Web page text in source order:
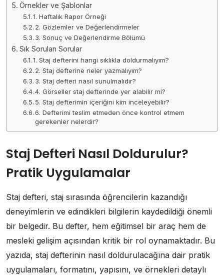
Örnekler ve Şablonlar
1. Haftalık Rapor Örneği
2. Gözlemler ve Değerlendirmeler
3. Sonuç ve Değerlendirme Bölümü
Sık Sorulan Sorular
1. Staj defterini hangi sıklıkla doldurmalıyım?
2. Staj defterine neler yazmalıyım?
3. Staj defteri nasıl sunulmalıdır?
4. Görseller staj defterinde yer alabilir mi?
5. Staj defterimin içeriğini kim inceleyebilir?
6. Defterimi teslim etmeden önce kontrol etmem
gerekenler nelerdir?
Staj Defteri Nasıl Doldurulur?
Pratik Uygulamalar
Staj defteri, staj sırasında öğrencilerin kazandığı
deneyimlerin ve edindikleri bilgilerin kaydedildiği önemli
bir belgedir. Bu defter, hem eğitimsel bir araç hem de
mesleki gelişim açısından kritik bir rol oynamaktadır. Bu
yazıda, staj defterinin nasıl doldurulacağına dair pratik
uygulamaları, formatını, yapısını, ve örnekleri detaylı